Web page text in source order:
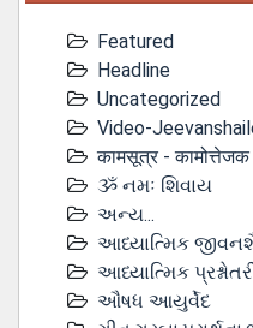
Featured
Headline
Uncategorized
Video-
कामसूत्र - कामोत्तेजक
ૐ નમઃ શિવાય
અન્ય...
આધ્યાત્મિક
આધ્યાત્મિક
ઔષધ આયુર્વેદ